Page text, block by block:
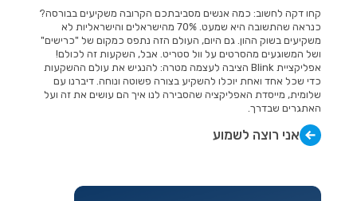
קחו דקה לחשוב: כמה אנשים מסביבתכם הקרובה משקיעים בבורסה?
כנראה שהתשובה היא שמעט. 70% מהישראלים והישראליות לא
משקיעים בשוק ההון. גם היום, העולם הזה נתפס כמקום של "כרישים"
ושל המשוגעים מהסרטים על וול סטריט. אבל, השקעות זה לכולם!
אפליקציית Blink הציבה לעצמה מטרה: להנגיש את עולם ההשקעות
כדי שכל אחד ואחת יוכלו להשקיע בצורה פשוטה ונוחה. דיברנו עם
שלומית, מייסדת האפליקציה שהסבירה לנו איך הם עושים את זה ועל
האתגרים שבדרך.
אני רוצה לשמוע